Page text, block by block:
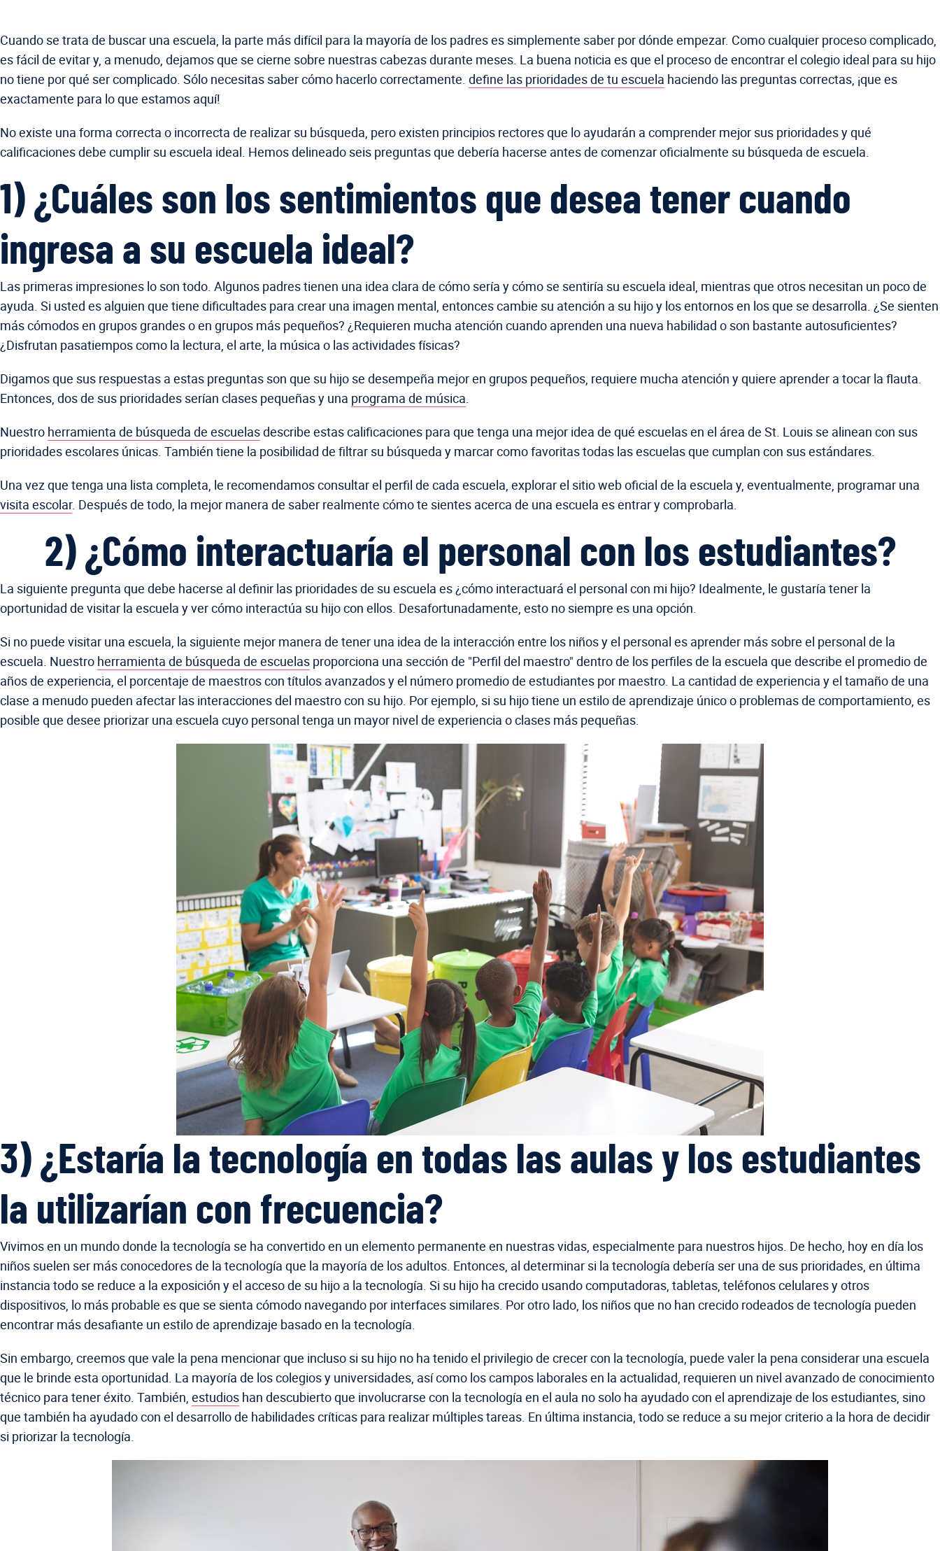
Cuando se trata de buscar una escuela, la parte más difícil para la mayoría de los padres es simplemente saber por dónde empezar. Como cualquier proceso complicado,
es fácil de evitar y, a menudo, dejamos que se cierne sobre nuestras cabezas durante meses. La buena noticia es que el proceso de encontrar el colegio ideal para su hijo
no tiene por qué ser complicado. Sólo necesitas saber cómo hacerlo correctamente. define las prioridades de tu escuela haciendo las preguntas correctas, ¡que es
exactamente para lo que estamos aquí!
No existe una forma correcta o incorrecta de realizar su búsqueda, pero existen principios rectores que lo ayudarán a comprender mejor sus prioridades y qué
calificaciones debe cumplir su escuela ideal. Hemos delineado seis preguntas que debería hacerse antes de comenzar oficialmente su búsqueda de escuela.
1) ¿Cuáles son los sentimientos que desea tener cuando
ingresa a su escuela ideal?
Las primeras impresiones lo son todo. Algunos padres tienen una idea clara de cómo sería y cómo se sentiría su escuela ideal, mientras que otros necesitan un poco de
ayuda. Si usted es alguien que tiene dificultades para crear una imagen mental, entonces cambie su atención a su hijo y los entornos en los que se desarrolla. ¿Se sienten
más cómodos en grupos grandes o en grupos más pequeños? ¿Requieren mucha atención cuando aprenden una nueva habilidad o son bastante autosuficientes?
¿Disfrutan pasatiempos como la lectura, el arte, la música o las actividades físicas?
Digamos que sus respuestas a estas preguntas son que su hijo se desempeña mejor en grupos pequeños, requiere mucha atención y quiere aprender a tocar la flauta.
Entonces, dos de sus prioridades serían clases pequeñas y una programa de música.
Nuestro herramienta de búsqueda de escuelasdescribe estas calificaciones para que tenga una mejor idea de qué escuelas en el área de St. Louis se alinean con sus
prioridades escolares únicas. También tiene la posibilidad de filtrar su búsqueda y marcar como favoritas todas las escuelas que cumplan con sus estándares.
Una vez que tenga una lista completa, le recomendamos consultar el perfil de cada escuela, explorar el sitio web oficial de la escuela y, eventualmente, programar una
visita escolar. Después de todo, la mejor manera de saber realmente cómo te sientes acerca de una escuela es entrar y comprobarla.
2) ¿Cómo interactuaría el personal con los estudiantes?
La siguiente pregunta que debe hacerse al definir las prioridades de su escuela es ¿cómo interactuará el personal con mi hijo? Idealmente, le gustaría tener la
oportunidad de visitar la escuela y ver cómo interactúa su hijo con ellos. Desafortunadamente, esto no siempre es una opción.
Si no puede visitar una escuela, la siguiente mejor manera de tener una idea de la interacción entre los niños y el personal es aprender más sobre el personal de la
escuela. Nuestro herramienta de búsqueda de escuelas proporciona una sección de "Perfil del maestro" dentro de los perfiles de la escuela que describe el promedio de
años de experiencia, el porcentaje de maestros con títulos avanzados y el número promedio de estudiantes por maestro. La cantidad de experiencia y el tamaño de una
clase a menudo pueden afectar las interacciones del maestro con su hijo. Por ejemplo, si su hijo tiene un estilo de aprendizaje único o problemas de comportamiento, es
posible que desee priorizar una escuela cuyo personal tenga un mayor nivel de experiencia o clases más pequeñas.
3) ¿Estaría la tecnología en todas las aulas y los estudiantes
la utilizarían con frecuencia?
Vivimos en un mundo donde la tecnología se ha convertido en un elemento permanente en nuestras vidas, especialmente para nuestros hijos. De hecho, hoy en día los
niños suelen ser más conocedores de la tecnología que la mayoría de los adultos. Entonces, al determinar si la tecnología debería ser una de sus prioridades, en última
instancia todo se reduce a la exposición y el acceso de su hijo a la tecnología. Si su hijo ha crecido usando computadoras, tabletas, teléfonos celulares y otros
dispositivos, lo más probable es que se sienta cómodo navegando por interfaces similares. Por otro lado, los niños que no han crecido rodeados de tecnología pueden
encontrar más desafiante un estilo de aprendizaje basado en la tecnología.
Sin embargo, creemos que vale la pena mencionar que incluso si su hijo no ha tenido el privilegio de crecer con la tecnología, puede valer la pena considerar una escuela
que le brinde esta oportunidad. La mayoría de los colegios y universidades, así como los campos laborales en la actualidad, requieren un nivel avanzado de conocimiento
técnico para tener éxito. También, estudios han descubierto que involucrarse con la tecnología en el aula no solo ha ayudado con el aprendizaje de los estudiantes, sino
que también ha ayudado con el desarrollo de habilidades críticas para realizar múltiples tareas. En última instancia, todo se reduce a su mejor criterio a la hora de decidir
si priorizar la tecnología.